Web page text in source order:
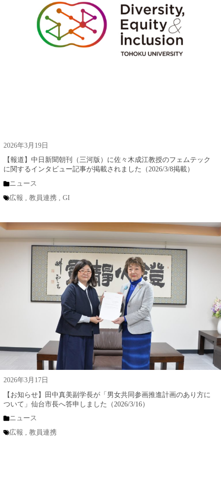
2026年3月19日
【報道】中日新聞朝刊（三河版）に佐々木成江教授のフェムテック
に関するインタビュー記事が掲載されました（2026/3/8掲載）
ニュース
広報 ,教員連携 ,GI
2026年3月17日
【お知らせ】田中真美副学長が「男女共同参画推進計画のあり方に
ついて」仙台市長へ答申しました（2026/3/16）
ニュース
広報 ,教員連携